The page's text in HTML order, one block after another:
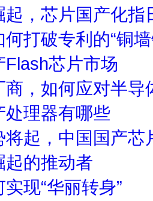
起，芯片国产化指
打破专利的“铜
芯片市场
商，如何应对半导
处理器有哪些
起，中国国产芯
起的推动者
现“华丽转身”